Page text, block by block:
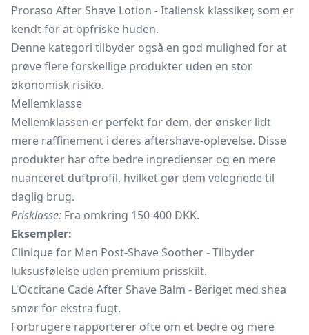
Proraso After Shave Lotion - Italiensk klassiker, som er
kendt for at opfriske huden.
Denne kategori tilbyder også en god mulighed for at
prøve flere forskellige produkter uden en stor
økonomisk risiko.
Mellemklasse
Mellemklassen er perfekt for dem, der ønsker lidt
mere raffinement i deres aftershave-oplevelse. Disse
produkter har ofte bedre ingredienser og en mere
nuanceret duftprofil, hvilket gør dem velegnede til
daglig brug.
Prisklasse: Fra omkring 150-400 DKK.
Eksempler:
Clinique for Men Post-Shave Soother - Tilbyder
luksusfølelse uden premium prisskilt.
L'Occitane Cade After Shave Balm - Beriget med shea
smør for ekstra fugt.
Forbrugere rapporterer ofte om et bedre og mere